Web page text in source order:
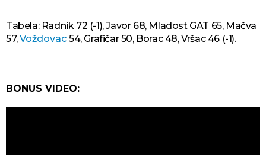
Tabela: Radnik 72 (-1), Javor 68, Mladost GAT 65, Mačva
57,Voždovac 54, Grafičar 50, Borac 48, Vršac 46 (-1).
BONUS VIDEO: